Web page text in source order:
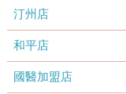
汀州店
和平店
國醫加盟店